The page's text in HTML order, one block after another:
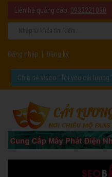
Liên hệ quảng cáo: 0932221090
Đăng nhập Đăng ký
Chia sẻ video "Tôi yêu cải lương".